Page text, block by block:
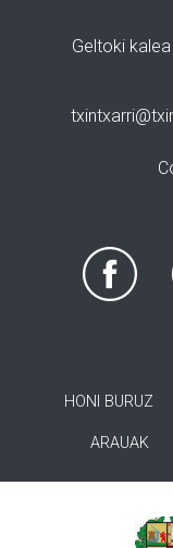
Geltoki
HONI BURUZ
ARAUAK